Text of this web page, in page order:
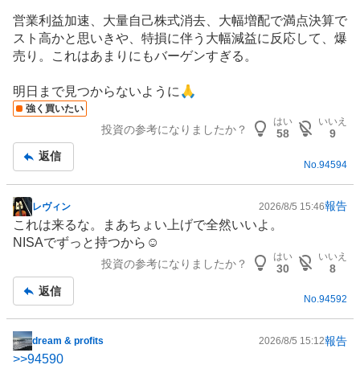
営業利益加速、大量自己株式消去、大幅増配で満点決算で
スト高かと思いきや、特損に伴う大幅減益に反応して、爆
売り。これはあまりにもバーゲンすぎる。
明日まで見つからないように🙏
強く買いたい
投資の参考になりましたか？
はい
58
いいえ
9
返信
No. 94594
掲
示
板
レヴィン 2026/8/5 15:46報告
これは来るな。まあちょい上げで全然いいよ。
NISAでずっと持つから☺️
投資の参考になりましたか？
はい
30
いいえ
8
返信
No.94592
掲
dream & profits 2026/8/5 15:12報告
>>94590